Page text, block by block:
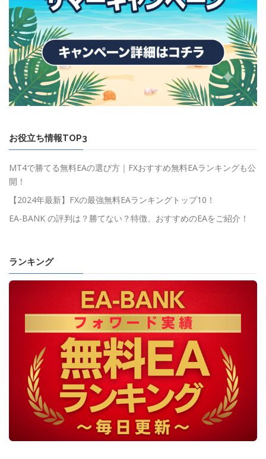
お役立ち情報TOP3
MT4で勝てる無料EAの選び方｜FXおすすめ無料EAランキングも公
開！
【2024年最新】FXの最強無料EAランキングトップ10！
EA-BANK の評判は？勝てない？特徴、おすすめのEAをご紹介！
ランキング